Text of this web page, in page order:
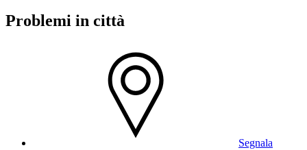
Problemi in città
Segnala